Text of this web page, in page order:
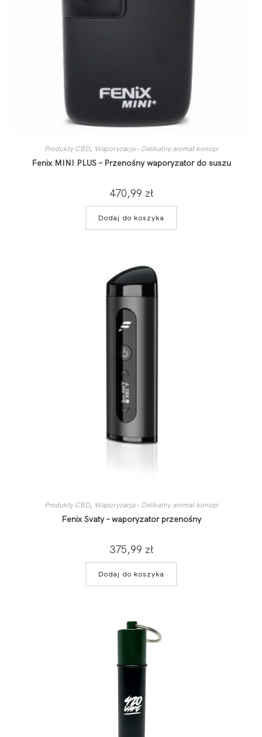
Produkty CBD, Waporyzacja – Delikatny aromat konopi
Fenix MINI PLUS – Przenośny waporyzator do suszu
470,99 zł
Dodaj do koszyka
Produkty CBD, Waporyzacja – Delikatny aromat konopi
Fenix Svaty – waporyzator przenośny
375,99 zł
Dodaj do koszyka